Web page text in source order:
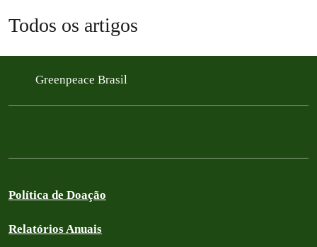
Todos os artigos
Greenpeace Brasil
Política de Doação
Relatórios Anuais